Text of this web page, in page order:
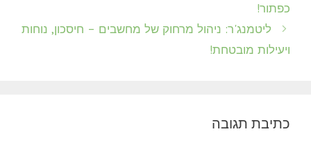
כפתור!
ליטמנג'ר: ניהול מרחוק של מחשבים – חיסכון, נוחות
ויעילות מובטחת!
כתיבת תגובה